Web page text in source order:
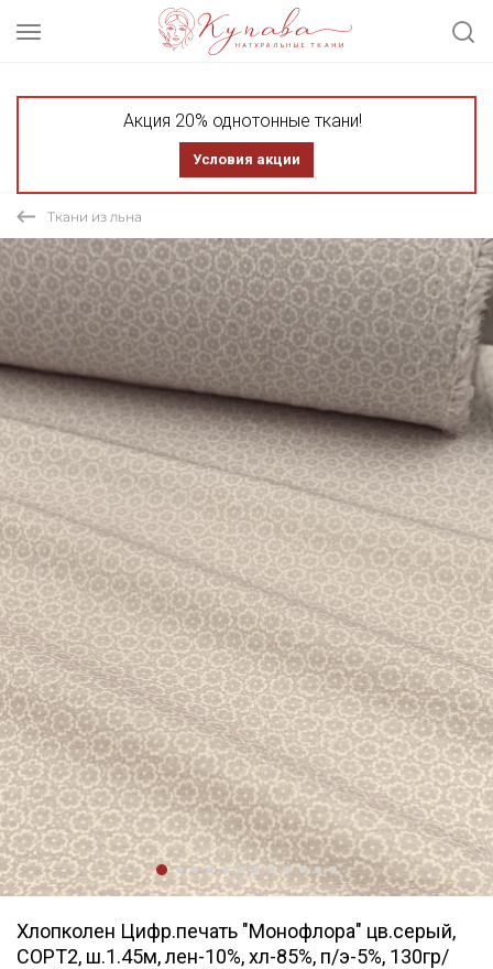
Акция 20% однотонные ткани!
Условия акции
Ткани из льна
Хлопколен Цифр.печать "Монофлора" цв.серый,
СОРТ2, ш.1.45м, лен-10%, хл-85%, п/э-5%, 130гр/